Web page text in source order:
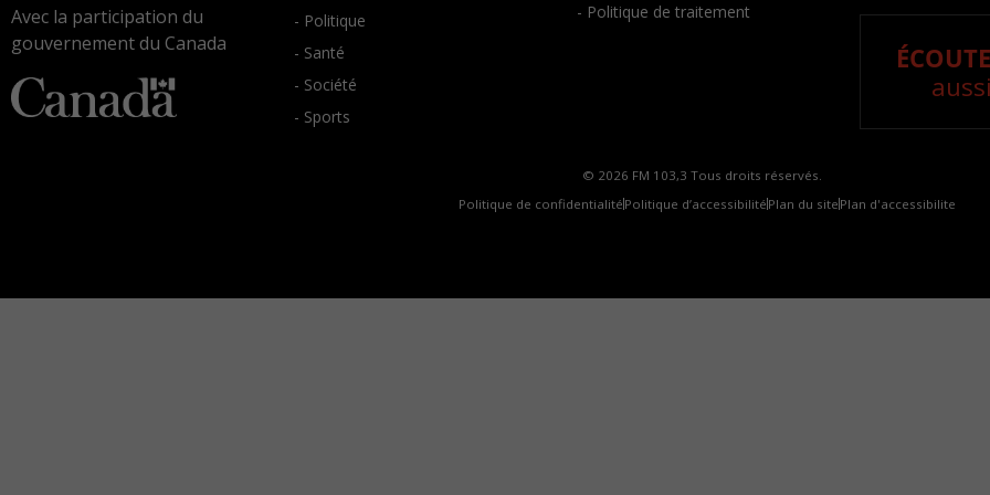
Avec la participation du
gouvernement du Canada
- Politique
- Santé
- Société
- Sports
- Politique de traitement
© 2026 FM 103,3 Tous droits réservés.
Politique de confidentialité Politique d’accessibilité Plan du site Plan d'accessibilite